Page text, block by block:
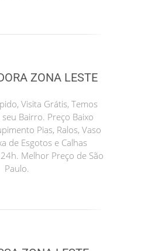
ZONA LESTE
Visita Grátis, Temos
Bairro. Preço Baixo
Pias, Ralos, Vaso
de Esgotos e Calhas
Melhor Preço de São
Paulo.